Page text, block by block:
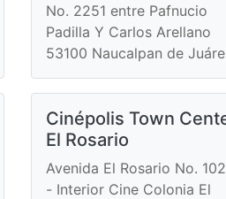
No. 2251 entre Pafnucio
Padilla Y Carlos Arellano
53100 Naucalpan de
Cinépolis Town
El Rosario
Avenida El Rosario No.
- Interior Cine Colonia El